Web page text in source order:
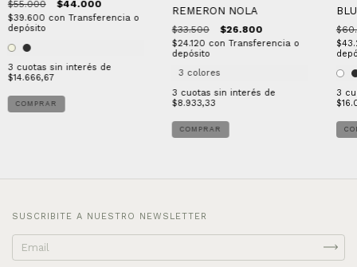
$55.000 $44.000
$39.600 con Transferencia o
depósito
3 cuotas sin interés de
$14.666,67
COMPRAR
REMERON NOLA
$33.500 $26.800
$24.120 con Transferencia o
depósito
3 colores
3 cuotas sin interés de
$8.933,33
COMPRAR
3
SUSCRIBITE A NUESTRO NEWSLETTER